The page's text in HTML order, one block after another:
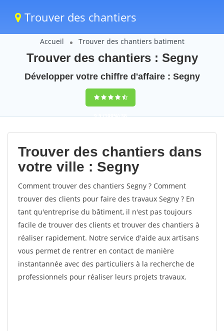
Trouver des chantiers
Accueil Trouver des chantiers batiment
Trouver des chantiers : Segny
Développer votre chiffre d'affaire : Segny
9,5(100%)38
votes
Trouver des chantiers dans
votre ville : Segny
Comment trouver des chantiers Segny ? Comment
trouver des clients pour faire des travaux Segny ? En
tant qu'entreprise du bâtiment, il n'est pas toujours
facile de trouver des clients et trouver des chantiers à
réaliser rapidement. Notre service d'aide aux artisans
vous permet de rentrer en contact de manière
instantannée avec des particuliers à la recherche de
professionnels pour réaliser leurs projets travaux.